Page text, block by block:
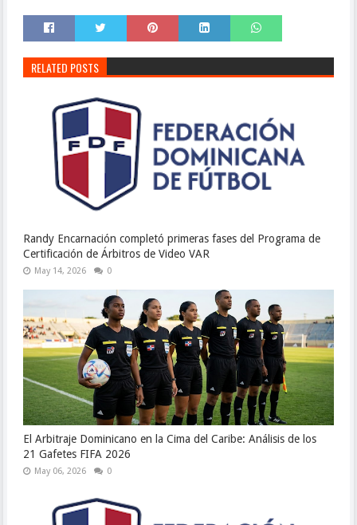
RELATED POSTS
Randy Encarnación completó primeras fases del Programa de
Certificación de Árbitros de Video VAR
May 14, 2026 0
El Arbitraje Dominicano en la Cima del Caribe: Análisis de los
21 Gafetes FIFA 2026
May 06, 2026 0